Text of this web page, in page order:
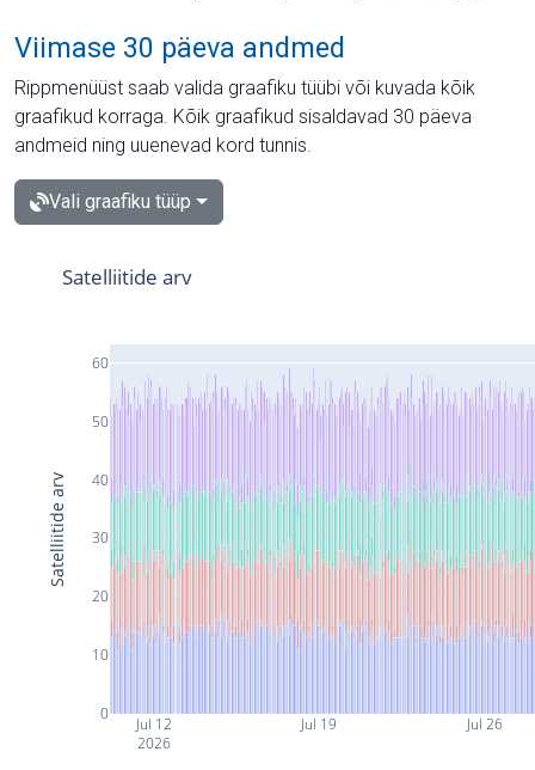
Viimase 30 päeva andmed
Rippmenüüst saab valida graafiku tüübi või kuvada kõik
graafikud korraga. Kõik graafikud sisaldavad 30 päeva
andmeid ning uuenevad kord tunnis.
Vali graafiku tüüp
Jul 12
2026
Jul 19 Jul 26
0
10
20
30
40
50
60
Satelliitide arv
Satelliitide arv